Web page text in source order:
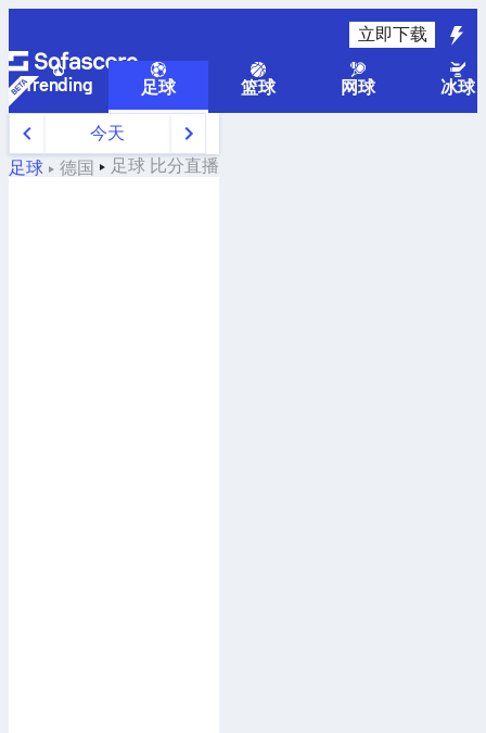
立即下载
Trending 足球 篮球 网球 冰球
今天
足球
德国 足球 比分直播